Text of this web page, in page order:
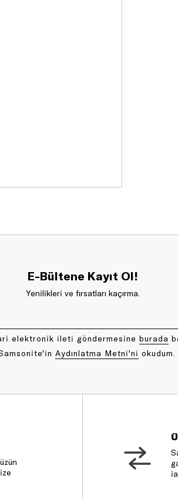
E-Bültene Kayıt Ol!
Yenilikleri ve fırsatları kaçırma.
elektronik ileti göndermesine bu rada
Aydınlatma Metni'ni okudum.